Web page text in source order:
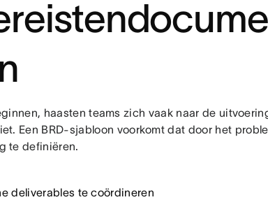
haasten teams zich vaak naar de
Een BRD-sjabloon voorkomt dat door het
te definiëren.
deliverables te coördineren